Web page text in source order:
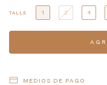
TALLE 1 2 4
MEDIOS DE PAGO